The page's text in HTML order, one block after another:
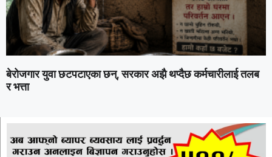
बेरोजगार युवा छटपटाएका छन्, सरकार अझै थप्दैछ कर्मचारीलाई तलब
र भत्ता